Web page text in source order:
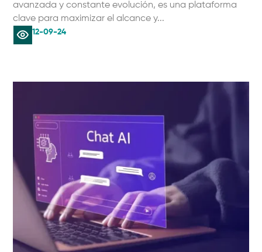
avanzada y constante evolución, es una plataforma
clave para maximizar el alcance y...
12-09-24